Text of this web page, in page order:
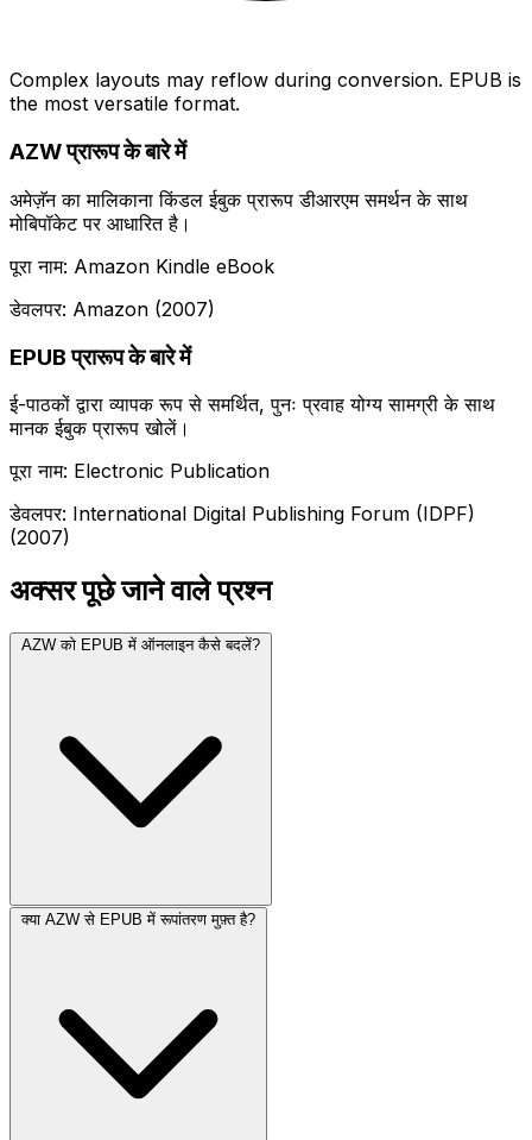
Complex layouts may reflow during conversion. EPUB is
the most versatile format.
AZW प्रारूप के बारे में
अमेज़ॅन का मालिकाना किंडल ईबुक प्रारूप डीआरएम समर्थन के साथ
मोबिपॉकेट पर आधारित है।
पूरा नाम: Amazon Kindle eBook
डेवलपर: Amazon (2007)
EPUB प्रारूप के बारे में
ई-पाठकों द्वारा व्यापक रूप से समर्थित, पुनः प्रवाह योग्य सामग्री के साथ
मानक ईबुक प्रारूप खोलें।
पूरा नाम: Electronic Publication
डेवलपर: International Digital Publishing Forum (IDPF)
(2007)
अक्सर पूछे जाने वाले प्रश्न
AZW को EPUB में ऑनलाइन कैसे बदलें?
क्या AZW से EPUB में रूपांतरण मुफ़्त है?